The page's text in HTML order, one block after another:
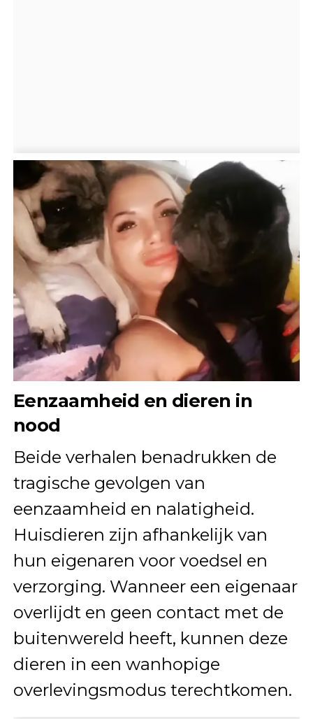
Eenzaamheid en dieren in
nood
Beide verhalen benadrukken de
tragische gevolgen van
eenzaamheid en nalatigheid.
Huisdieren zijn afhankelijk van
hun eigenaren voor voedsel en
verzorging. Wanneer een eigenaar
overlijdt en geen contact met de
buitenwereld heeft, kunnen deze
dieren in een wanhopige
overlevingsmodus terechtkomen.